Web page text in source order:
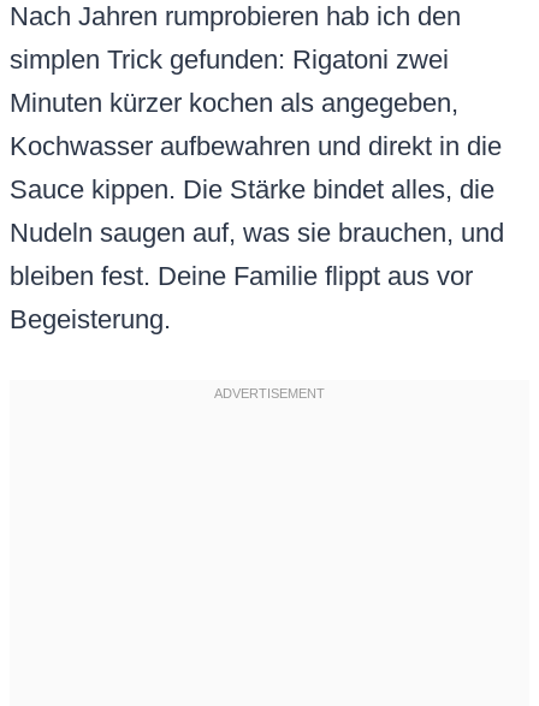
Nach Jahren rumprobieren hab ich den
simplen Trick gefunden: Rigatoni zwei
Minuten kürzer kochen als angegeben,
Kochwasser aufbewahren und direkt in die
Sauce kippen. Die Stärke bindet alles, die
Nudeln saugen auf, was sie brauchen, und
bleiben fest. Deine Familie flippt aus vor
Begeisterung.